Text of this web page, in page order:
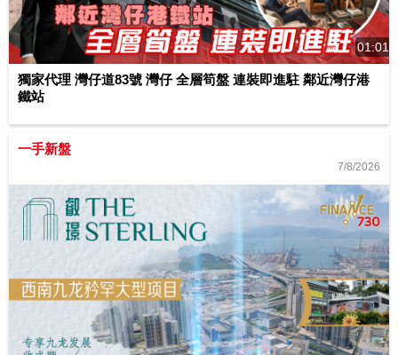
01:01
獨家代理 灣仔道83號 灣仔 全層筍盤 連裝即進駐 鄰近灣仔港
鐵站
一手新盤
7/8/2026